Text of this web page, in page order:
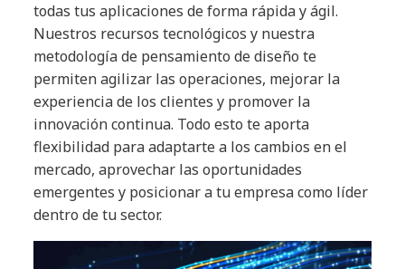
todas tus aplicaciones de forma rápida y ágil.
Nuestros recursos tecnológicos y nuestra
metodología de pensamiento de diseño te
permiten agilizar las operaciones, mejorar la
experiencia de los clientes y promover la
innovación continua. Todo esto te aporta
flexibilidad para adaptarte a los cambios en el
mercado, aprovechar las oportunidades
emergentes y posicionar a tu empresa como líder
dentro de tu sector.